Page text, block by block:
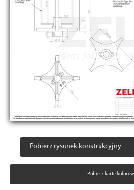
Pobierz rysunek konstrukcyjny
Pobierz kartę kolorów